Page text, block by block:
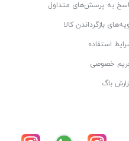
به پرسش‌های متداول
بازگرداندن کالا
استفاده
خصوصی
باگ